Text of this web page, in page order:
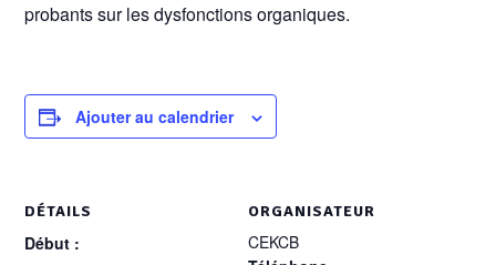
probants sur les dysfonctions organiques.
Ajouter au calendrier
DÉTAILS
Début :
ORGANISATEUR
CEKCB